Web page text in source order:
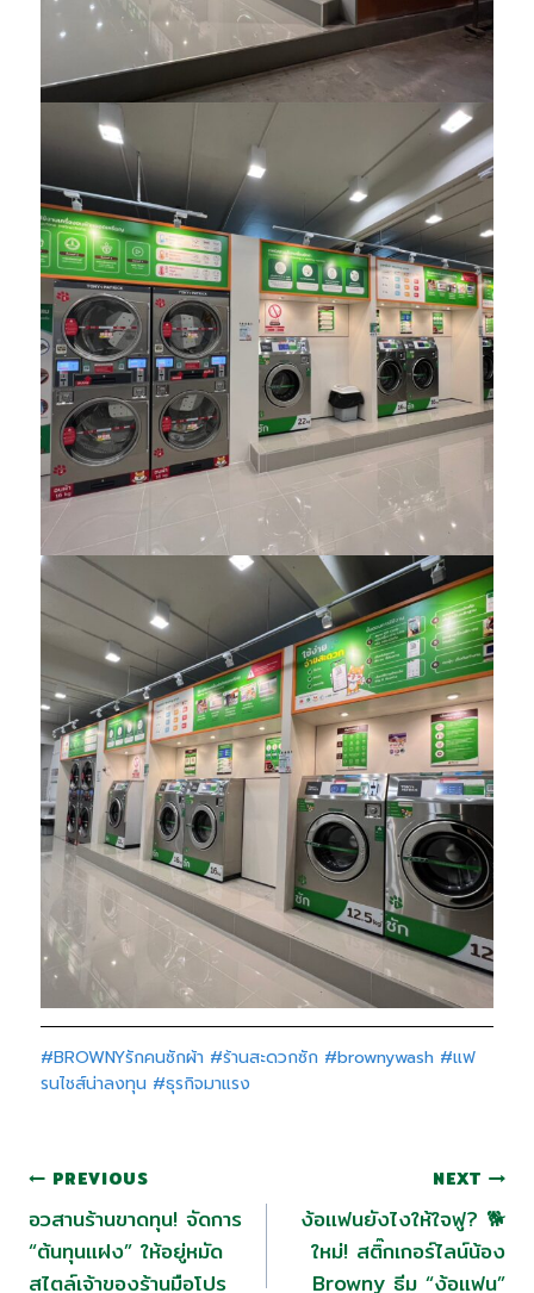
#BROWNYรักคนซักผ้า #ร้านสะดวกซัก #brownywash #แฟ
รนไชส์น่าลงทุน #ธุรกิจมาแรง
PREVIOUS
อวสานร้านขาดทุน! จัดการ
“ต้นทุนแฝง” ให้อยู่หมัด
สไตล์เจ้าของร้านมือโปร
NEXT
ง้อแฟนยังไงให้ใจฟู? 🐕
ใหม่! สติ๊กเกอร์ไลน์น้อง
Browny ธีม “ง้อแฟน”